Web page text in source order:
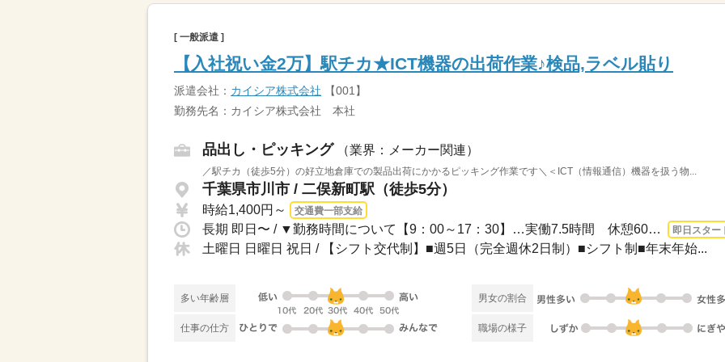
[ 一般派遣 ]
【入社祝い金2万】駅チカ★ICT機器の出荷作業♪検品,ラベル貼り
派遣会社： カイシア株式会社 【001】
勤務先名：カイシア株式会社 本社
品出し・ピッキング （業界：メーカー関連）
／駅チカ（徒歩5分）の好立地倉庫での製品出荷にかかるピッキング作業です＼＜ICT（情報通信）機器を扱う物...
千葉県市川市 / 二俣新町駅（徒歩5分）
時給1,400円～ 交通費一部支給
長期 即日〜 / ▼勤務時間について【9：00～17：30】…実働7.5時間 休憩60分▼残業につ... 即日スター
土曜日 日曜日 祝日 / 【シフト交代制】■週5日（完全週休2日制）■シフト制■年末年始...
多い年齢層 男女の割合
仕事の仕方 職場の様子